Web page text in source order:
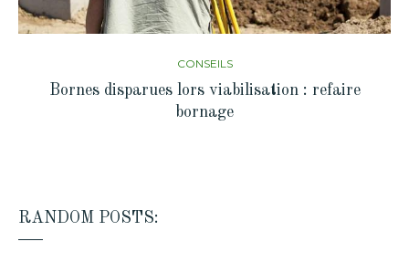
CONSEILS
Bornes disparues lors viabilisation : refaire
bornage
RANDOM POSTS: